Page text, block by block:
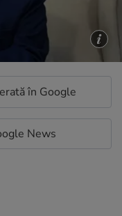
în Google
News